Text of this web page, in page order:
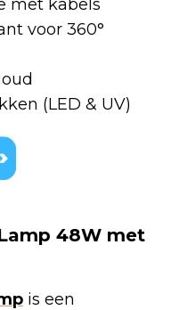
met kabels
voor 360°
(LED & UV)
48W met
is een